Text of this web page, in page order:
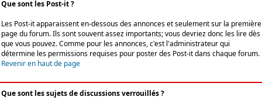
Que sont les Post-it ?
Les Post-it apparaissent en-dessous des annonces et seulement sur la première
page du forum. Ils sont souvent assez importants; vous devriez donc les lire dès
que vous pouvez. Comme pour les annonces, c'est l'administrateur qui
détermine les permissions requises pour poster des Post-it dans chaque forum.
Revenir en haut de page
Que sont les sujets de discussions verrouillés ?